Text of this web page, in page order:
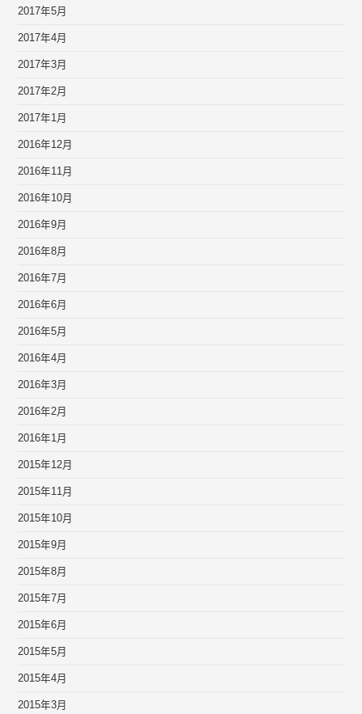
2017年5月
2017年4月
2017年3月
2017年2月
2017年1月
2016年12月
2016年11月
2016年10月
2016年9月
2016年8月
2016年7月
2016年6月
2016年5月
2016年4月
2016年3月
2016年2月
2016年1月
2015年12月
2015年11月
2015年10月
2015年9月
2015年8月
2015年7月
2015年6月
2015年5月
2015年4月
2015年3月